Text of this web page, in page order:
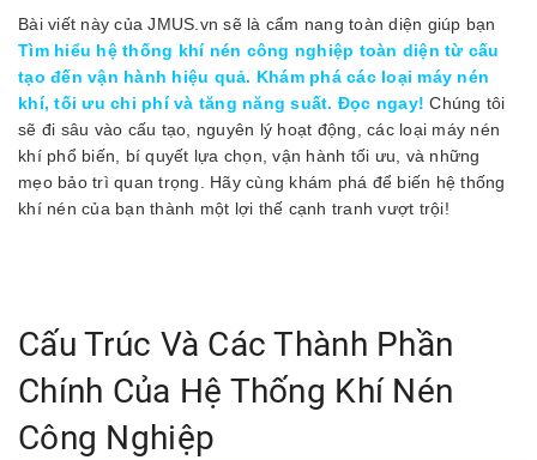
Bài viết này của JMUS.vn sẽ là cẩm nang toàn diện giúp bạn
Tìm hiểu hệ thống khí nén công nghiệp toàn diện từ cấu
tạo đến vận hành hiệu quả. Khám phá các loại máy nén
khí, tối ưu chi phí và tăng năng suất. Đọc ngay!Chúng tôi
sẽ đi sâu vào cấu tạo, nguyên lý hoạt động, các loại máy nén
khí phổ biến, bí quyết lựa chọn, vận hành tối ưu, và những
mẹo bảo trì quan trọng. Hãy cùng khám phá để biến hệ thống
khí nén của bạn thành một lợi thế cạnh tranh vượt trội!
Cấu Trúc Và Các Thành Phần
Chính Của Hệ Thống Khí Nén
Công Nghiệp